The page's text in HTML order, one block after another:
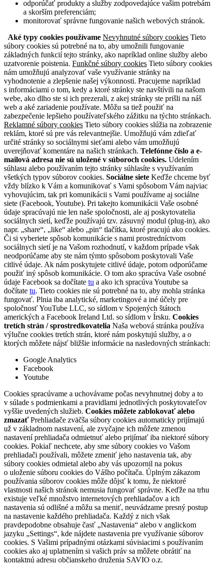
odporúčať produkty a služby zodpovedajúce vašim potrebám
a skorším preferenciám;
monitorovať správne fungovanie našich webových stránok.
Aké typy cookies používame Nevyhnutné súbory cookies Tieto
súbory cookies sú potrebné na to, aby umožnili fungovanie
základných funkcií tejto stránky, ako napríklad online služby alebo
uzatvorenie poistenia. Funkčné súbory cookies Tieto súbory cookies
nám umožňujú analyzovať vaše využívanie stránky na
vyhodnotenie a zlepšenie našej výkonnosti. Pracujeme napríklad
s informáciami o tom, kedy a ktoré stránky ste navštívili na našom
webe, ako dlho ste si ich prezerali, z akej stránky ste prišli na náš
web a aké zariadenie používate. Môžu sa tiež použiť na
zabezpečenie lepšieho používateľského zážitku na týchto stránkach.
Reklamné súbory cookies Tieto súbory cookies slúžia na zobrazenie
reklám, ktoré sú pre vás relevantnejšie. Umožňujú vám zdieľať
určité stránky so sociálnymi sieťami alebo vám umožňujú
uverejňovať komentáre na našich stránkach. Telefónne číslo a e-
mailová adresa nie sú uložené v súboroch cookies. Udelením
súhlasu alebo používaním tejto stránky súhlasíte s využívaním
všetkých typov súborov cookies. Sociálne siete Keďže chceme byť
vždy blízko k Vám a komunikovať s Vami spôsobom Vám najviac
vyhovujúcim, tak pri komunikácii s Vami používame aj sociálne
siete (Facebook, Youtube). Pri takejto komunikácii Vaše osobné
údaje spracúvajú nie len naše spoločnosti, ale aj poskytovatelia
sociálnych sietí, keďže používajú tzv. zásuvný modul (plug-in), ako
napr. „share“, „like“ alebo „pin“ tlačítka, ktoré pracujú ako cookies.
Či si vyberiete spôsob komunikácie s nami prostredníctvom
sociálnych sietí je na Vašom rozhodnutí, v každom prípade však
neodporúčame aby ste nám týmto spôsobom poskytovali Vaše
citlivé údaje. Ak nám poskytujete citlivé údaje, potom odporúčame
použiť iný spôsob komunikácie. O tom ako spracúva Vaše osobné
údaje Facebook sa dočítate tu a ako ich spracúva Youtube sa
dočítate tu. Tieto cookies nie sú potrebné na to, aby mohla stránka
fungovať. Plnia iba analytické, marketingové a iné účely pre
spoločnosť YouTube LLC, so sídlom v Spojených štátoch
amerických a Facebook Ireland Ltd. so sídlom v Írsku. Cookies
tretích strán / sprostredkovatelia Naša webová stránka používa
výlučne cookies tretích strán, ktoré nám poskytujú služby, a o
ktorých môžete nájsť bližšie informácie na nasledovných stránkach:
Google Analytics
Facebook
Youtube
Cookies spracúvame a uchovávame počas nevyhnutnej doby a to
v súlade s podmienkami a pravidlami jednotlivých poskytovateľov
vyššie uvedených služieb. Cookies môžete zablokovať alebo
zmazaťPrehliadače zväčša súbory cookies automaticky prijímajú
už v základnom nastavení, ale zvyčajne ich môžete zmenou
nastavení prehliadača odmietnuť alebo prijímať iba niektoré súbory
cookies. Pokiaľ nechcete, aby sme súbory cookies vo Vašom
prehliadači používali, môžete zmeniť jeho nastavenia tak, aby
súbory cookies odmietal alebo aby vás upozornil na pokus
o uloženie súboru cookies do Vášho počítača. Úplným zákazom
používania súborov cookies môže dôjsť k tomu, že niektoré
vlastnosti našich stránok nemusia fungovať správne. Keďže na trhu
existuje veľké množstvo internetových prehliadačov a ich
nastavenia sú odlišné a môžu sa meniť, neuvádzame presný postup
na nastavenie každého prehliadača. Každý z nich však
pravdepodobne obsahuje časť „Nastavenia“ alebo v anglickom
jazyku „Settings“, kde nájdete nastavenia pre využívanie súborov
cookies. S Vašimi prípadnými otázkami súvisiacimi s používaním
cookies ako aj uplatnením si vašich práv sa môžete obrátiť na
kontaktnú adresu občianskeho druženia SAVIO o.z.